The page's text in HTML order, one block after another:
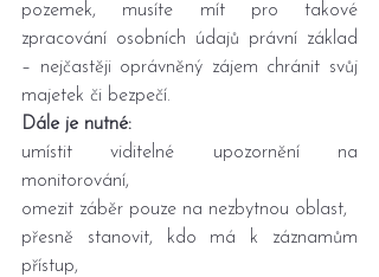
pozemek, musíte mít pro takové
zpracování osobních údajů právní základ
– nejčastěji oprávněný zájem chránit svůj
majetek či bezpečí.
Dále je nutné:
umístit viditelné upozornění na
monitorování,
omezit záběr pouze na nezbytnou oblast,
přesně stanovit, kdo má k záznamům
přístup,